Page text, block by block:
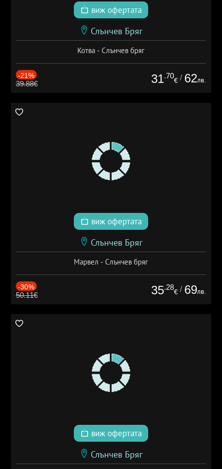
виж офертата
Слънчев Бряг
Котва - Слънчев бряг
-21%
39.88€ 31.70
€ / 62лв.
виж офертата
Слънчев Бряг
Марвел - Слънчев бряг
-30%
50.11€ 35.28
€ / 69лв.
виж офертата
Слънчев Бряг